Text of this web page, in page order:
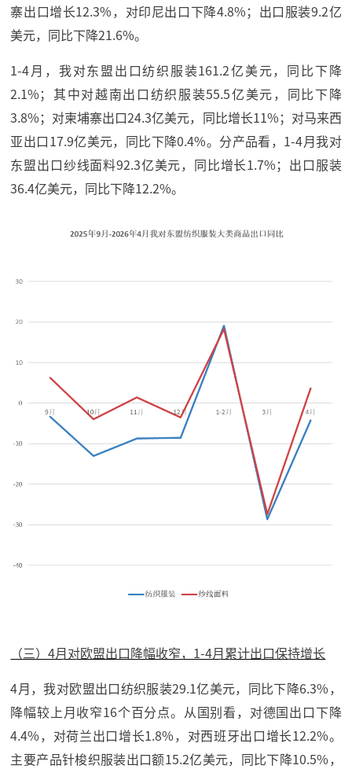
寨出口增长12.3%，对印尼出口下降4.8%；出口服装9.2亿
美元，同比下降21.6%。
1-4月，我对东盟出口纺织服装161.2亿美元，同比下降
2.1%；其中对越南出口纺织服装55.5亿美元，同比下降
3.8%；对柬埔寨出口24.3亿美元，同比增长11%；对马来西
亚出口17.9亿美元，同比下降0.4%。分产品看，1-4月我对
东盟出口纱线面料92.3亿美元，同比增长1.7%；出口服装
36.4亿美元，同比下降12.2%。
（三）4月对欧盟出口降幅收窄，1-4月累计出口保持增长
4月，我对欧盟出口纺织服装29.1亿美元，同比下降6.3%，
降幅较上月收窄16个百分点。从国别看，对德国出口下降
4.4%，对荷兰出口增长1.8%，对西班牙出口增长12.2%。
主要产品针梭织服装出口额15.2亿美元，同比下降10.5%，